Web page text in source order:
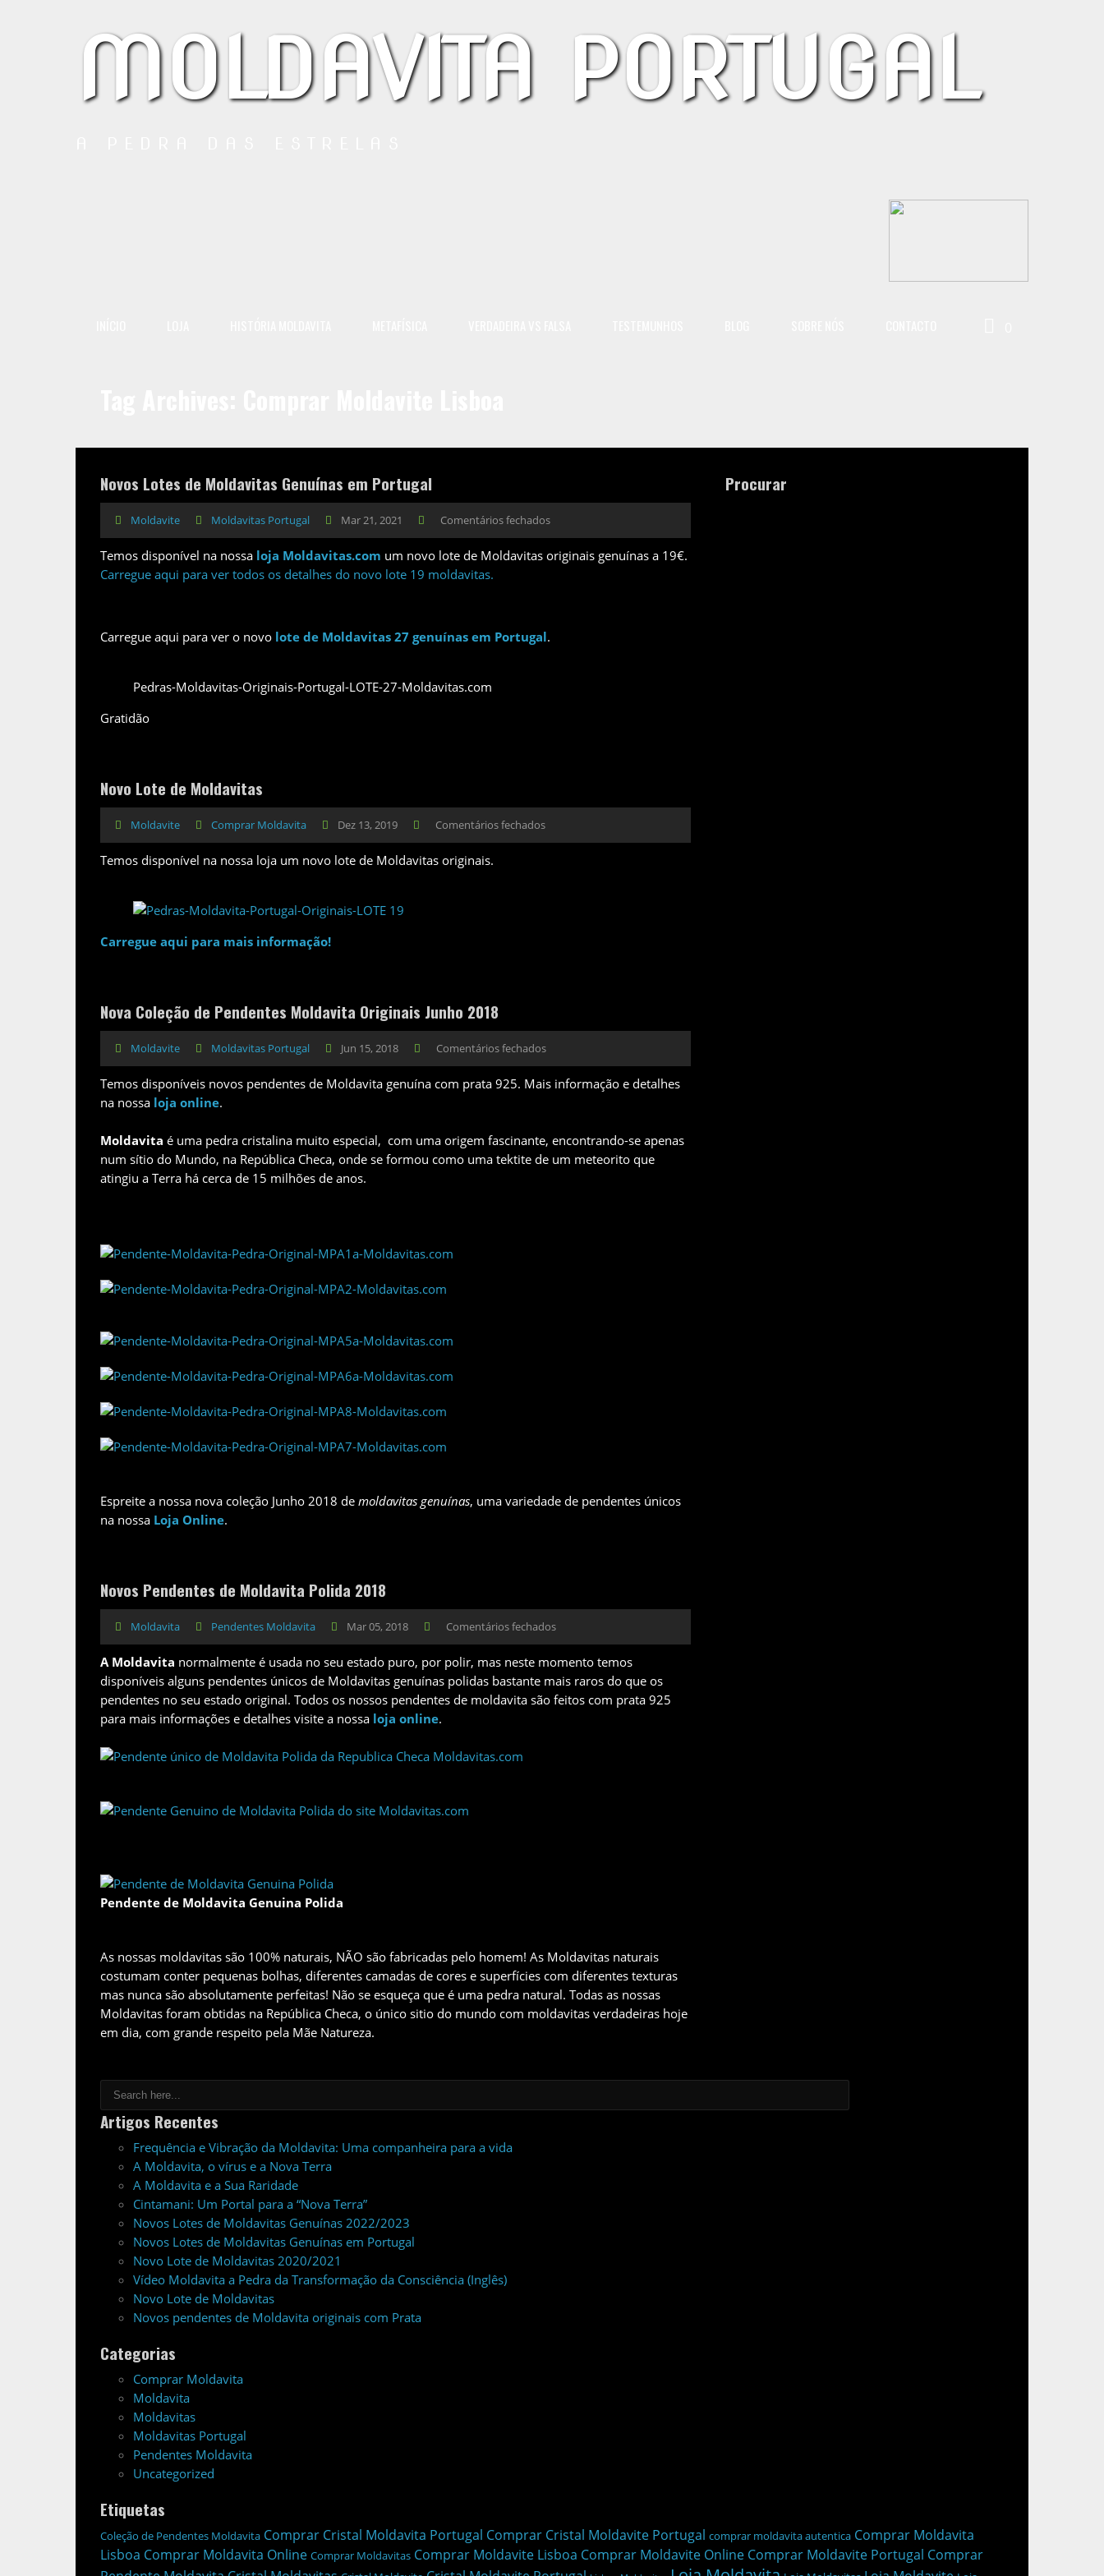
MOLDAVITA PORTUGAL
Novos Lotes de Moldavitas Genuínas em Portugal
Moldavite Moldavitas Portugal Mar 21, 2021 Comentários fechados
Temos disponível na nossa loja Moldavitas.com um novo lote de Moldavitas originais genuínas a 19€.
Carregue aqui para ver todos os detalhes do novo lote 19 moldavitas.
Carregue aqui para ver o novo lote de Moldavitas 27 genuínas em Portugal.
Pedras-Moldavitas-Originais-Portugal-LOTE-27-Moldavitas.com
Gratidão
Novo Lote de Moldavitas
Moldavite Comprar Moldavita Dez 13, 2019 Comentários fechados
Temos disponível na nossa loja um novo lote de Moldavitas originais.
Carregue aqui para mais informação!
Nova Coleção de Pendentes Moldavita Originais Junho 2018
Moldavite Moldavitas Portugal Jun 15, 2018 Comentários fechados
Temos disponíveis novos pendentes de Moldavita genuína com prata 925. Mais informação e detalhes
na nossa loja online.
Moldavita é uma pedra cristalina muito especial, com uma origem fascinante, encontrando-se apenas
num sítio do Mundo, na República Checa, onde se formou como uma tektite de um meteorito que
atingiu a Terra há cerca de 15 milhões de anos.
Espreite a nossa nova coleção Junho 2018 de moldavitas genuínas, uma variedade de pendentes únicos
na nossa Loja Online.
Novos Pendentes de Moldavita Polida 2018
Moldavita Pendentes Moldavita Mar 05, 2018 Comentários fechados
A Moldavita normalmente é usada no seu estado puro, por polir, mas neste momento temos
disponíveis alguns pendentes únicos de Moldavitas genuínas polidas bastante mais raros do que os
pendentes no seu estado original. Todos os nossos pendentes de moldavita são feitos com prata 925
para mais informações e detalhes visite a nossa loja online.
Pendente de Moldavita Genuina Polida
As nossas moldavitas são 100% naturais, NÃO são fabricadas pelo homem! As Moldavitas naturais
costumam conter pequenas bolhas, diferentes camadas de cores e superfícies com diferentes texturas
mas nunca são absolutamente perfeitas! Não se esqueça que é uma pedra natural. Todas as nossas
Moldavitas foram obtidas na República Checa, o único sitio do mundo com moldavitas verdadeiras hoje
em dia, com grande respeito pela Mãe Natureza.
Procurar
Artigos Recentes
Frequência e Vibração da Moldavita: Uma companheira para a vida
A Moldavita, o vírus e a Nova Terra
A Moldavita e a Sua Raridade
Cintamani: Um Portal para a “Nova Terra”
Novos Lotes de Moldavitas Genuínas 2022/2023
Novos Lotes de Moldavitas Genuínas em Portugal
Novo Lote de Moldavitas 2020/2021
Vídeo Moldavita a Pedra da Transformação da Consciência (Inglês)
Novo Lote de Moldavitas
Novos pendentes de Moldavita originais com Prata
Categorias
Comprar Moldavita
Moldavita
Moldavitas
Moldavitas Portugal
Pendentes Moldavita
Uncategorized
Etiquetas
Coleção de Pendentes Moldavita Comprar Cristal Moldavita Portugal Comprar Cristal Moldavite Portugal comprar moldavita autentica Comprar Moldavita
Lisboa Comprar Moldavita Online Comprar Moldavitas Comprar Moldavite Lisboa Comprar Moldavite Online Comprar Moldavite Portugal Comprar